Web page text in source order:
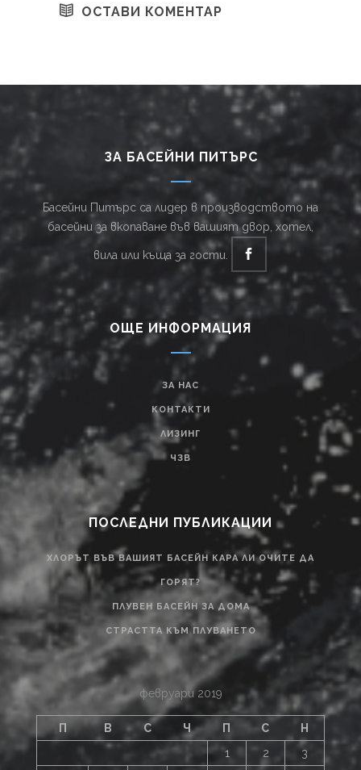
ОСТАВИ КОМЕНТАР
ЗА БАСЕЙНИ ПИТЪРС
Басейни Питърс са лидер в производството на
басейни за вкопаване във вашият двор, хотел,
вила или къща за гости.
ОЩЕ ИНФОРМАЦИЯ
ЗА НАС
КОНТАКТИ
ЛИЗИНГ
ЧЗВ
ПОСЛЕДНИ ПУБЛИКАЦИИ
ХЛОРЪТ ВЪВ ВАШИЯТ БАСЕЙН КАРА ЛИ ОЧИТЕ ДА
ГОРЯТ?
ПЛУВЕН БАСЕЙН ЗА ДОМА
СТРАСТТА КЪМ ПЛУВАНЕТО
февруари 2019
П В С Ч П С
Н
1
2 3